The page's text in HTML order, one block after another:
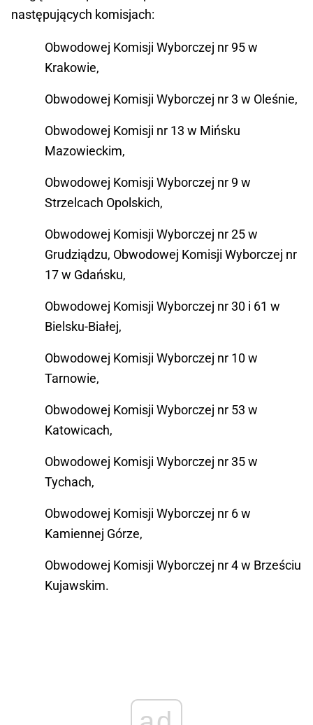
następujących komisjach:
Obwodowej Komisji Wyborczej nr 95 w
Krakowie,
Obwodowej Komisji Wyborczej nr 3 w Oleśnie,
Obwodowej Komisji nr 13 w Mińsku
Mazowieckim,
Obwodowej Komisji Wyborczej nr 9 w
Strzelcach Opolskich,
Obwodowej Komisji Wyborczej nr 25 w
Grudziądzu, Obwodowej Komisji Wyborczej nr
17 w Gdańsku,
Obwodowej Komisji Wyborczej nr 30 i 61 w
Bielsku-Białej,
Obwodowej Komisji Wyborczej nr 10 w
Tarnowie,
Obwodowej Komisji Wyborczej nr 53 w
Katowicach,
Obwodowej Komisji Wyborczej nr 35 w
Tychach,
Obwodowej Komisji Wyborczej nr 6 w
Kamiennej Górze,
Obwodowej Komisji Wyborczej nr 4 w Brześciu
Kujawskim.